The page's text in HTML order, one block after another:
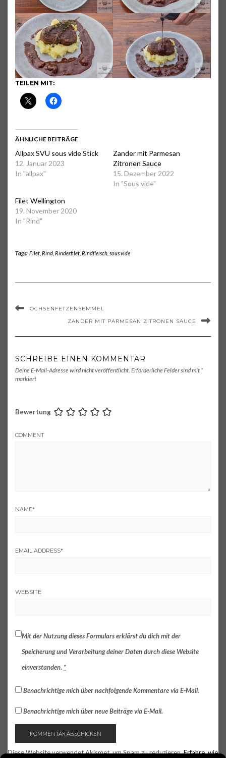
TEILEN MIT:
ÄHNLICHE BEITRÄGE
Allpax SVU sous vide Stick
12. Januar 2023
In "allpax"
Zander mit Parmesan
Zitronen Sauce
15. Dezember 2022
In "Sous vide"
Filet Wellington
19. November 2020
In "Rind"
Tags: Filet, Rind, Rinderfilet, Rindfleisch, sous vide
OCHSENFETZENSEMMEL
ZANDER MIT PARMESAN ZITRONEN SAUCE
SCHREIBE EINEN KOMMENTAR
Deine E-Mail-Adresse wird nicht veröffentlicht. Erforderliche Felder sind mit *
markiert
Bewertung
COMMENT
NAME*
EMAIL ADDRESS*
WEBSITE
Mit der Nutzung dieses Formulars erklärst du dich mit der
Speicherung und Verarbeitung deiner Daten durch diese Website
einverstanden. *
Benachrichtige mich über nachfolgende Kommentare via E-Mail.
Benachrichtige mich über neue Beiträge via E-Mail.
Diese Website verwendet Akismet, um Spam zu reduzieren.Erfahre, wie